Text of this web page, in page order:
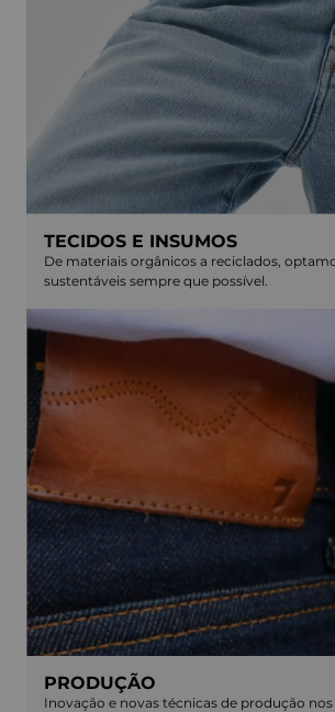
TECIDOS E INSUMOS
De materiais orgânicos a reciclados,
sustentáveis sempre que possível.
PRODUÇÃO
Inovação e novas técnicas de produção